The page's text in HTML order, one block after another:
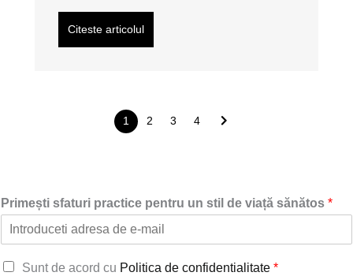
Citeste articolul
1 2 3 4
Primești sfaturi practice pentru un stil de viață sănătos *
g
Sunt de acord cu Politica de confidentialitate *